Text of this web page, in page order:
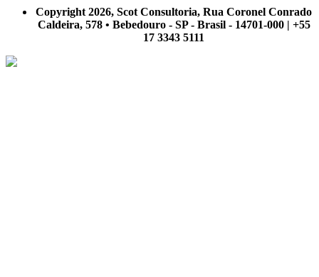
Copyright 2026, Scot Consultoria, Rua Coronel Conrado
Caldeira, 578 • Bebedouro - SP - Brasil - 14701-000 | +55
17 3343 5111